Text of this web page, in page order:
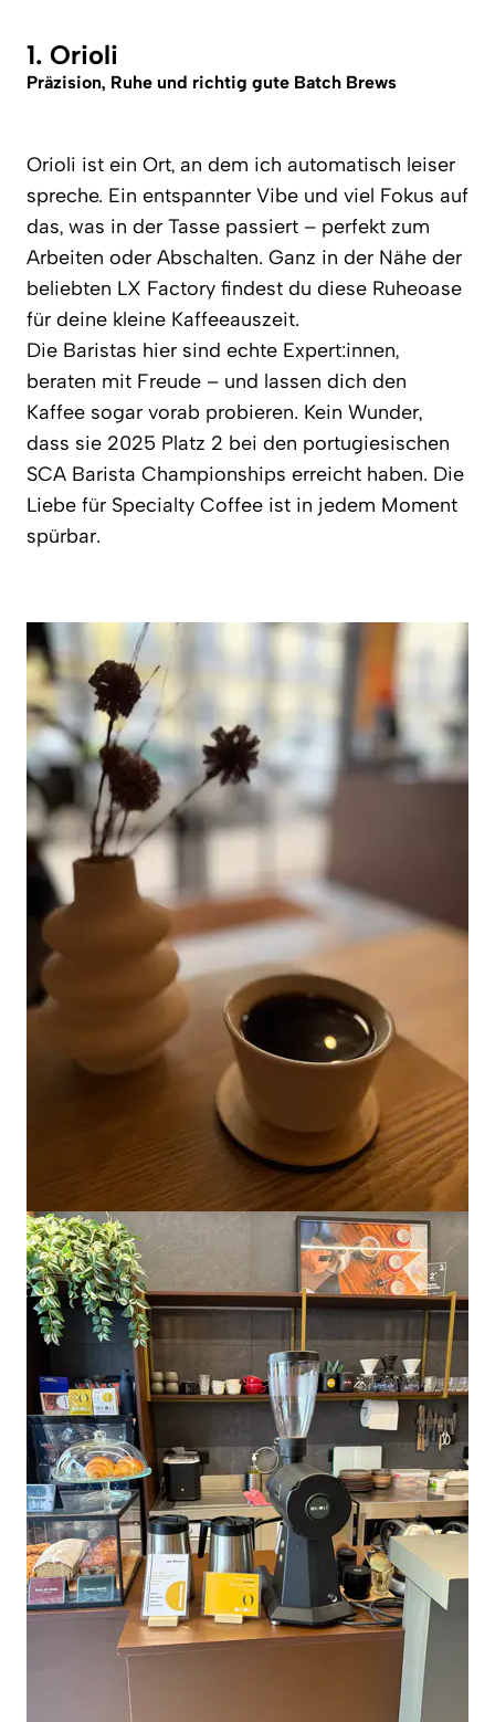
1. Orioli
Präzision, Ruhe und richtig gute Batch Brews
Orioli ist ein Ort, an dem ich automatisch leiser
spreche. Ein entspannter Vibe und viel Fokus auf
das, was in der Tasse passiert – perfekt zum
Arbeiten oder Abschalten. Ganz in der Nähe der
beliebten LX Factory findest du diese Ruheoase
für deine kleine Kaffeeauszeit.
Die Baristas hier sind echte Expert:innen,
beraten mit Freude – und lassen dich den
Kaffee sogar vorab probieren. Kein Wunder,
dass sie 2025 Platz 2 bei den portugiesischen
SCA Barista Championships erreicht haben. Die
Liebe für Specialty Coffee ist in jedem Moment
spürbar.